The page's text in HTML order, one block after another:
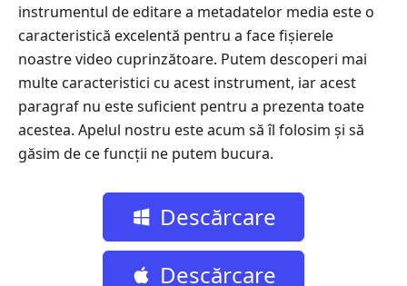
instrumentul de editare a metadatelor media este o
caracteristică excelentă pentru a face fișierele
noastre video cuprinzătoare. Putem descoperi mai
multe caracteristici cu acest instrument, iar acest
paragraf nu este suficient pentru a prezenta toate
acestea. Apelul nostru este acum să îl folosim și să
găsim de ce funcții ne putem bucura.
Descărcare
gratuită
Descărcare